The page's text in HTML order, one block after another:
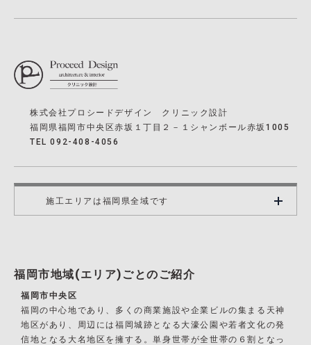
株式会社プロシードデザイン クリニック設計
福岡県福岡市中央区赤坂１丁目２－１シャンボール赤坂1005
TEL 092-408-4056
施工エリアは福岡県全域です
福岡市地域(エリア)ごとのご紹介
福岡市中央区
福岡の中心地であり、多くの商業施設や企業ビルの集まる天神
地区があり、周辺には福岡城跡となる大濠公園や若者文化の発
信地となる大名地区を擁する。単身世帯が全世帯の６割となっ